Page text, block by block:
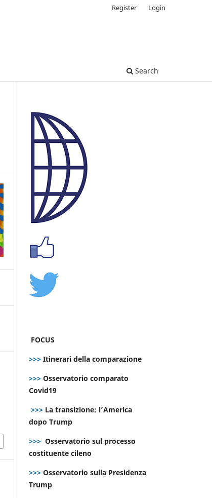
Search
Register Login
FOCUS
>>> Itinerari della comparazione
>>> Osservatorio comparato
Covid19
>>> La transizione: l’America
dopo Trump
>>> Osservatorio sul processo
costituente cileno
>>> Osservatorio sulla Presidenza
Trump